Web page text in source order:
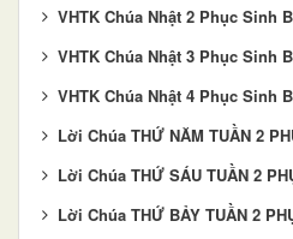
VHTK Chúa Nhật 2 Phục Sinh B
VHTK Chúa Nhật 3 Phục Sinh B
VHTK Chúa Nhật 4 Phục Sinh B
Lời Chúa THỨ NĂM TUẦN 2
Lời Chúa THỨ SÁU TUẦN 2
Lời Chúa THỨ BẢY TUẦN 2